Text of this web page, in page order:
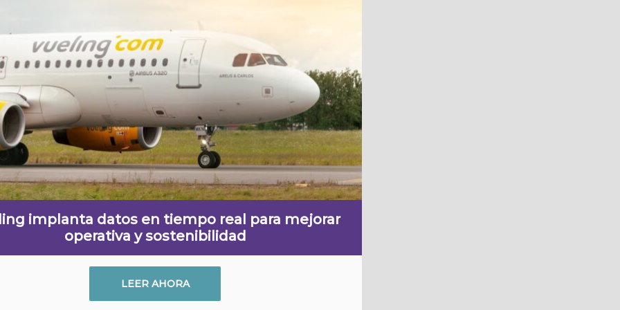
implanta datos en tiempo real para mejorar
operativa y sostenibilidad
LEER AHORA